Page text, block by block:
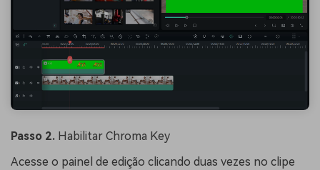
Passo 2. Habilitar Chroma Key
Acesse o painel de edição clicando duas vezes no clipe